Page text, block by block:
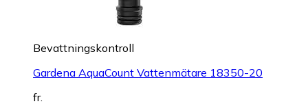
Bevattningskontroll
Gardena AquaCount Vattenmätare 18350-20
fr.